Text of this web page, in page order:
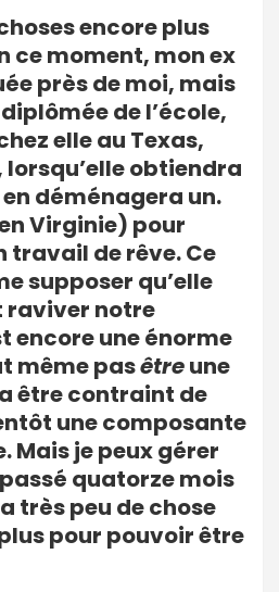
encore plus
ce moment, mon ex
près de moi, mais
de l’école,
elle au Texas,
obtiendra
déménagera un.
Virginie) pour
travail de rêve. Ce
supposer qu’elle
raviver notre
encore une énorme
même pasêtreune
être contraint de
une composante
Mais je peux gérer
quatorze mois
très peu de chose
pour pouvoir être